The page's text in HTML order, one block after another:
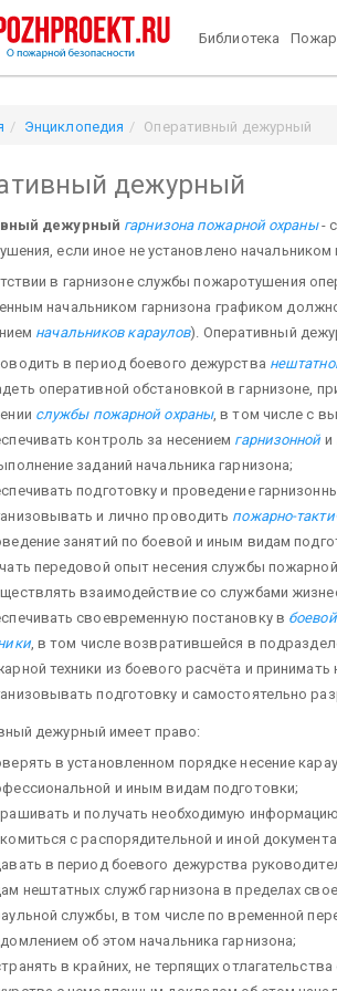
Библиотека
Энциклопедия Оперативный дежурный
дежурный
дежурный гарнизона пожарной охраны-
если иное не установлено начальником
в гарнизоне службы пожаротушения
начальником гарнизона графиком
начальников караулов). Оперативный
в период боевого дежурства
оперативной обстановкой в гарнизоне,
службы пожарной охраны, в том числе с
контроль за несением гарнизоннойи
заданий начальника гарни­зона;
подготовку и проведение
и лично проводить пожарно-
занятий по боевой и иным видам
пе­редовой опыт несения службы
взаимодействие со службами
своевременную постановку в
, в том числе возвратившейся в
техники из боевого расчёта и
подготовку и самостоятельно
дежурный имеет право:
в установленном порядке несение
и иным видам подготовки;
и получать необходимую
с распорядительной и иной
в период боевого дежурства
нештатных служб гарнизона в пределах
службы, в том числе по временной
об этом начальника гарнизона;
в крайних, не терпящих